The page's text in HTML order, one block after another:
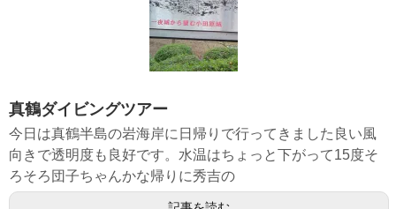
真鶴ダイビングツアー
今日は真鶴半島の岩海岸に日帰りで行ってきました良い風
向きで透明度も良好です。水温はちょっと下がって15度そ
ろそろ団子ちゃんかな帰りに秀吉の